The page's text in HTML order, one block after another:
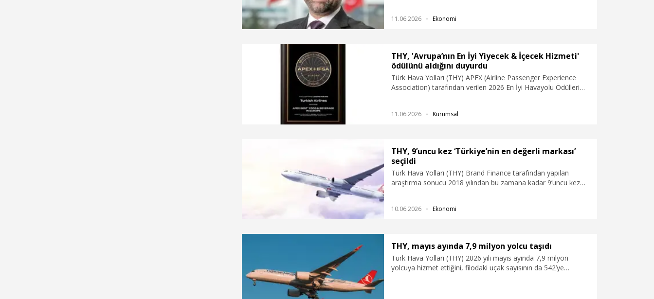
konularında açıklamalarda bulundu. Şeker, THY’nin 2033
uçan havayolu olma hedeflerini kararlılıkla sürdürdüklerini ifade
etti.
11.06.2026 Ekonomi
THY, 'Avrupa’nın En İyi Yiyecek & İçecek Hizmeti'
ödülünü aldığını duyurdu
Türk Hava Yolları (THY) APEX (Airline Passenger Experience
Association) tarafından verilen 2026 En İyi Havayolu Ödülleri
11.06.2026 Kurumsal
THY, 9’uncu kez ‘Türkiye’nin en değerli markası’
seçildi
Türk Hava Yolları (THY) Brand Finance tarafından yapılan
araştırma sonucu 2018 yılından bu zamana kadar 9’uncu kez
10.06.2026 Ekonomi
THY, mayıs ayında 7,9 milyon yolcu taşıdı
Türk Hava Yolları (THY) 2026 yılı mayıs ayında 7,9 milyon
yolcuya hizmet ettiğini, filodaki uçak sayısının da 542’ye